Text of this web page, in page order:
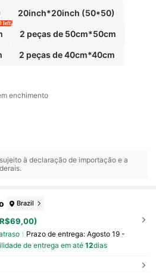
20inch*20inch (50*50)
left
2 peças de 50cm*50cm
2 peças de 40cm*40cm
enchimento
à declaração de importação e a
Brazil
Prazo de entrega: Agosto 19 -
de entrega em até 12dias